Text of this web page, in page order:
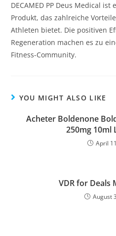
DECAMED PP Deus Medical
Produkt, das zahlreiche
Athleten bietet. Die positiven
Regeneration machen es zu
Fitness-Community.
YOU MIGHT ALSO LIKE
Acheter Boldenone
250mg 10ml
April
VDR for Deals
August